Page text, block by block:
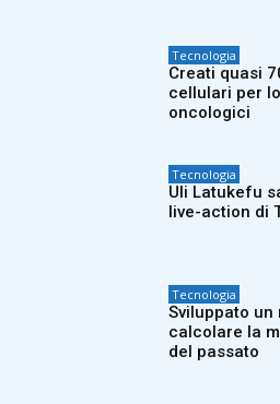
Tecnologia
Creati quasi
cellulari per
oncologici
Tecnologia
Uli Latukefu
live-action di
Tecnologia
Sviluppato un
calcolare la
del passato